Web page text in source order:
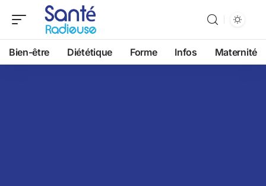
Bien-être Diététique Forme Infos Maternité